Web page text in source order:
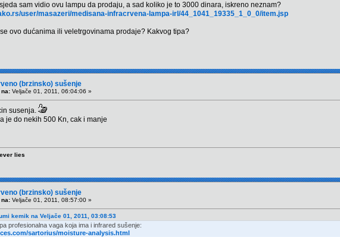
sam vidio ovu lampu da prodaju, a sad koliko je to 3000 dinara, iskreno neznam?
user/masazeri/medisana-infracrvena-lampa-irl/44_1041_19335_1_0_0/item.jsp
ovo dućanima ili veletrgovinama prodaje? Kakvog tipa?
(brzinsko) sušenje
na: Veljače 01, 2011, 06:04:06 »
susenja.
je do nekih 500 Kn, cak i manje
lies
(brzinsko) sušenje
na: Veljače 01, 2011, 08:57:00 »
kemik na Veljače 01, 2011, 03:08:53
profesionalna vaga koja ima i infrared sušenje:
sartorius/moisture-analysis.html